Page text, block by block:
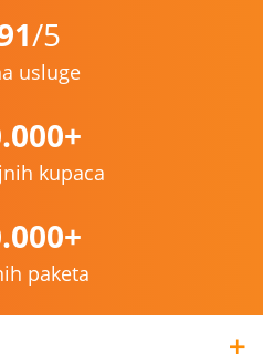
/5
usluge
kupaca
paketa